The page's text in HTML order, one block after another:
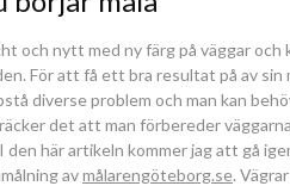
och nytt med ny färg på väggar och
För att få ett bra resultat på av sin
diverse problem och man kan
det att man förbereder
här artikeln kommer jag att gå
avmålarengöteborg.se.